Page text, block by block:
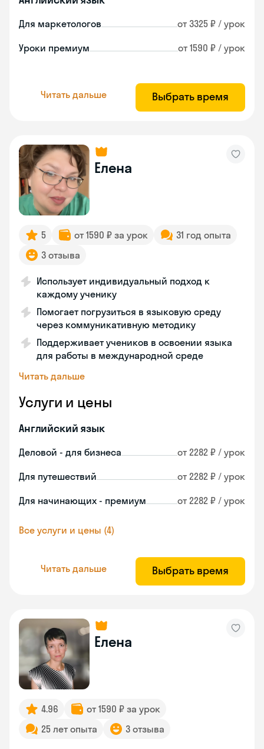
Для маркетологов от 3325 ₽ / урок
Уроки премиум от 1590 ₽ / урок
Читать дальше Выбрать время
Елена
5 от 1590 ₽ за урок
31 год опыта
3 отзыва
Использует индивидуальный подход к
каждому ученику
Помогает погрузиться в языковую среду
через коммуникативную методику
Поддерживает учеников в освоении языка
для работы в международной среде
Читать дальше
Услуги и цены
Английский язык
Деловой - для бизнеса от 2282 ₽ / урок
Для путешествий от 2282 ₽ / урок
Для начинающих - премиум от 2282 ₽ / урок
Все услуги и цены (4)
Читать дальше Выбрать время
Елена
4.96
от 1590 ₽ за урок
25 лет опыта
3 отзыва